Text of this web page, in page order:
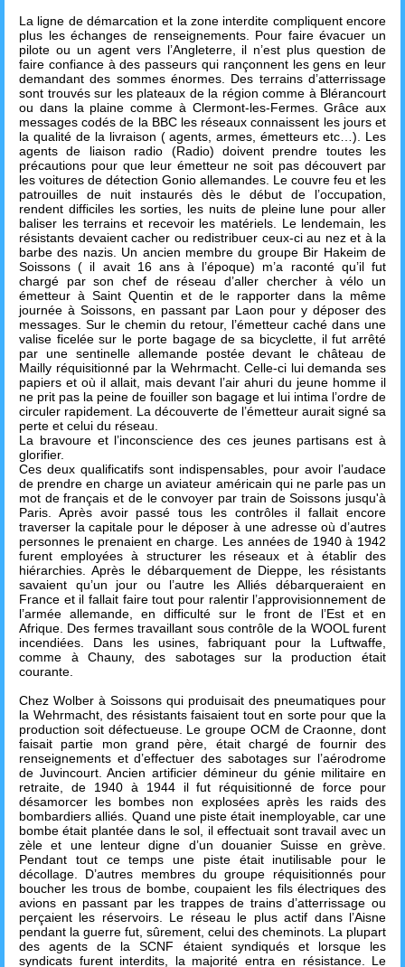
La ligne de démarcation et la zone interdite compliquent encore
plus les échanges de renseignements. Pour faire évacuer un
pilote ou un agent vers l’Angleterre, il n’est plus question de
faire confiance à des passeurs qui rançonnent les gens en leur
demandant des sommes énormes. Des terrains d’atterrissage
sont trouvés sur les plateaux de la région comme à Blérancourt
ou dans la plaine comme à Clermont-les-Fermes. Grâce aux
messages codés de la BBC les réseaux connaissent les jours et
la qualité de la livraison ( agents, armes, émetteurs etc…). Les
agents de liaison radio (Radio) doivent prendre toutes les
précautions pour que leur émetteur ne soit pas découvert par
les voitures de détection Gonio allemandes. Le couvre feu et les
patrouilles de nuit instaurés dès le début de l’occupation,
rendent difficiles les sorties, les nuits de pleine lune pour aller
baliser les terrains et recevoir les matériels. Le lendemain, les
résistants devaient cacher ou redistribuer ceux-ci au nez et à la
barbe des nazis. Un ancien membre du groupe Bir Hakeim de
Soissons ( il avait 16 ans à l’époque) m’a raconté qu’il fut
chargé par son chef de réseau d’aller chercher à vélo un
émetteur à Saint Quentin et de le rapporter dans la même
journée à Soissons, en passant par Laon pour y déposer des
messages. Sur le chemin du retour, l’émetteur caché dans une
valise ficelée sur le porte bagage de sa bicyclette, il fut arrêté
par une sentinelle allemande postée devant le château de
Mailly réquisitionné par la Wehrmacht. Celle-ci lui demanda ses
papiers et où il allait, mais devant l’air ahuri du jeune homme il
ne prit pas la peine de fouiller son bagage et lui intima l’ordre de
circuler rapidement. La découverte de l’émetteur aurait signé sa
perte et celui du réseau.
La bravoure et l’inconscience des ces jeunes partisans est à
glorifier.
Ces deux qualificatifs sont indispensables, pour avoir l’audace
de prendre en charge un aviateur américain qui ne parle pas un
mot de français et de le convoyer par train de Soissons jusqu'à
Paris. Après avoir passé tous les contrôles il fallait encore
traverser la capitale pour le déposer à une adresse où d’autres
personnes le prenaient en charge. Les années de 1940 à 1942
furent employées à structurer les réseaux et à établir des
hiérarchies. Après le débarquement de Dieppe, les résistants
savaient qu’un jour ou l’autre les Alliés débarqueraient en
France et il fallait faire tout pour ralentir l’approvisionnement de
l’armée allemande, en difficulté sur le front de l’Est et en
Afrique. Des fermes travaillant sous contrôle de la WOOL furent
incendiées. Dans les usines, fabriquant pour la Luftwaffe,
comme à Chauny, des sabotages sur la production était
courante.
Chez Wolber à Soissons qui produisait des pneumatiques pour
la Wehrmacht, des résistants faisaient tout en sorte pour que la
production soit défectueuse. Le groupe OCM de Craonne, dont
faisait partie mon grand père, était chargé de fournir des
renseignements et d’effectuer des sabotages sur l’aérodrome
de Juvincourt. Ancien artificier démineur du génie militaire en
retraite, de 1940 à 1944 il fut réquisitionné de force pour
désamorcer les bombes non explosées après les raids des
bombardiers alliés. Quand une piste était inemployable, car une
bombe était plantée dans le sol, il effectuait sont travail avec un
zèle et une lenteur digne d’un douanier Suisse en grève.
Pendant tout ce temps une piste était inutilisable pour le
décollage. D’autres membres du groupe réquisitionnés pour
boucher les trous de bombe, coupaient les fils électriques des
avions en passant par les trappes de trains d’atterrissage ou
perçaient les réservoirs. Le réseau le plus actif dans l’Aisne
pendant la guerre fut, sûrement, celui des cheminots. La plupart
des agents de la SCNF étaient syndiqués et lorsque les
syndicats furent interdits, la majorité entra en résistance. Le